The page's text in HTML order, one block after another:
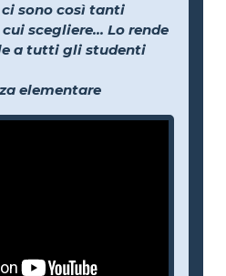
sono così tanti
scegliere... Lo rende
a tutti gli studenti
elementare